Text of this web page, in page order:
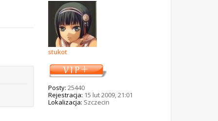
stukot
Posty: 25440
Rejestracja: 15 lut 2009, 21:01
Lokalizacja: Szczecin